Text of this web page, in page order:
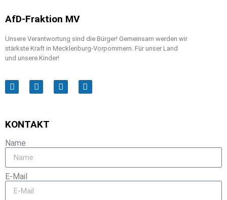
AfD-Fraktion MV
Unsere Verantwortung sind die Bürger! Gemeinsam werden wir
stärkste Kraft in Mecklenburg-Vorpommern. Für unser Land
und unsere Kinder!
KONTAKT
Name
E-Mail